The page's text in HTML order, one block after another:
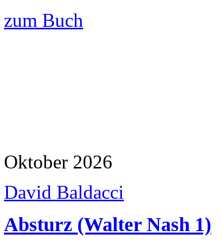
zum Buch
Oktober 2026
David Baldacci
Absturz (Walter Nash 1)